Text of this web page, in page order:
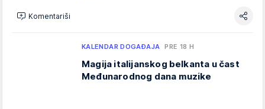
Komentariši
KALENDAR DOGAĐAJA PRE 18 H
Magija italijanskog belkanta u čast
Međunarodnog dana muzike